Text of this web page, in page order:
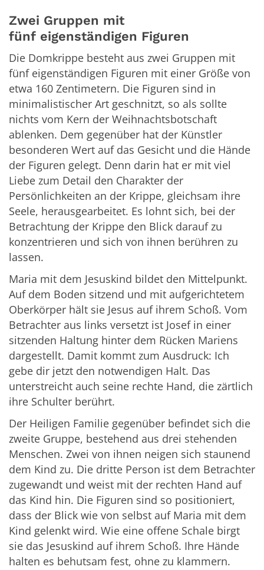
Zwei Gruppen mit
fünf eigenständigen Figuren
Die Domkrippe besteht aus zwei Gruppen mit
fünf eigenständigen Figuren mit einer Größe von
etwa 160 Zentimetern. Die Figuren sind in
minimalistischer Art geschnitzt, so als sollte
nichts vom Kern der Weihnachtsbotschaft
ablenken. Dem gegenüber hat der Künstler
besonderen Wert auf das Gesicht und die Hände
der Figuren gelegt. Denn darin hat er mit viel
Liebe zum Detail den Charakter der
Persönlichkeiten an der Krippe, gleichsam ihre
Seele, herausgearbeitet. Es lohnt sich, bei der
Betrachtung der Krippe den Blick darauf zu
konzentrieren und sich von ihnen berühren zu
lassen.
Maria mit dem Jesuskind bildet den Mittelpunkt.
Auf dem Boden sitzend und mit aufgerichtetem
Oberkörper hält sie Jesus auf ihrem Schoß. Vom
Betrachter aus links versetzt ist Josef in einer
sitzenden Haltung hinter dem Rücken Mariens
dargestellt. Damit kommt zum Ausdruck: Ich
gebe dir jetzt den notwendigen Halt. Das
unterstreicht auch seine rechte Hand, die zärtlich
ihre Schulter berührt.
Der Heiligen Familie gegenüber befindet sich die
zweite Gruppe, bestehend aus drei stehenden
Menschen. Zwei von ihnen neigen sich staunend
dem Kind zu. Die dritte Person ist dem Betrachter
zugewandt und weist mit der rechten Hand auf
das Kind hin. Die Figuren sind so positioniert,
dass der Blick wie von selbst auf Maria mit dem
Kind gelenkt wird. Wie eine offene Schale birgt
sie das Jesuskind auf ihrem Schoß. Ihre Hände
halten es behutsam fest, ohne zu klammern.